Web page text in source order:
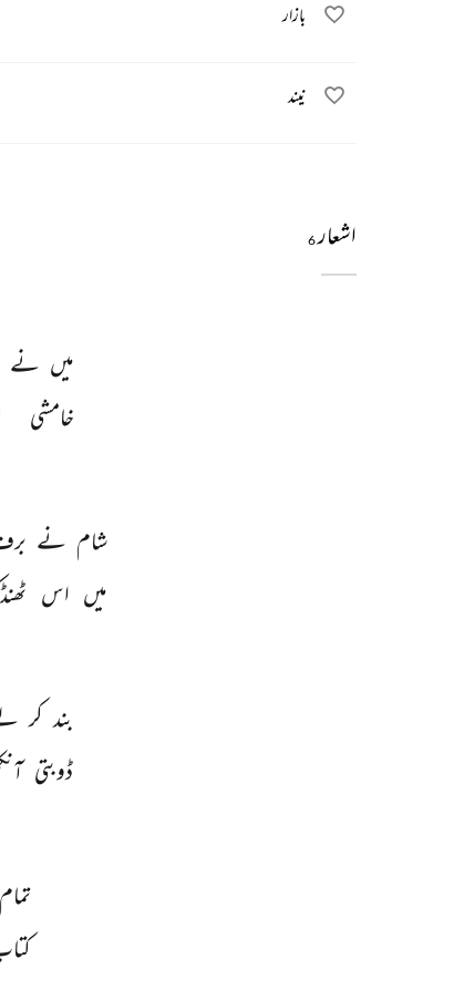
بازار
نیند
اشعار6
میں نے
خامشی
شام نے
میں اس
بند کر
ڈوبتی
تمام